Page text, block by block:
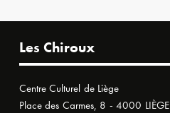
Les Chiroux
Centre Culturel de Liège
Place des Carmes, 8 - 4000 LIÈGE